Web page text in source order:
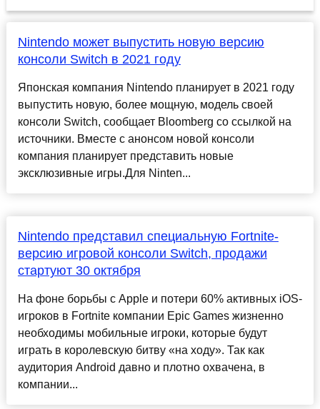
Nintendo может выпустить новую версию
консоли Switch в 2021 году
Японская компания Nintendo планирует в 2021 году
выпустить новую, более мощную, модель своей
консоли Switch, сообщает Bloomberg со ссылкой на
источники. Вместе с анонсом новой консоли
компания планирует представить новые
эксклюзивные игры.Для Ninten...
Nintendo представил специальную Fortnite-
версию игровой консоли Switch, продажи
стартуют 30 октября
На фоне борьбы с Apple и потери 60% активных iOS-
игроков в Fortnite компании Epic Games жизненно
необходимы мобильные игроки, которые будут
играть в королевскую битву «на ходу». Так как
аудитория Android давно и плотно охвачена, в
компании...